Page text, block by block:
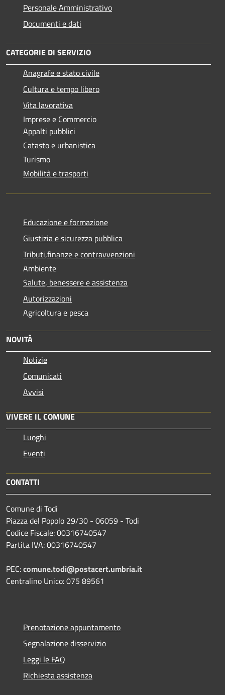
Personale Amministrativo
Documenti e dati
CATEGORIE DI SERVIZIO
Anagrafe e stato civile
Cultura e tempo libero
Vita lavorativa
Imprese e Commercio
Appalti pubblici
Catasto e urbanistica
Turismo
Mobilità e trasporti
Educazione e formazione
Giustizia e sicurezza pubblica
Tributi,finanze e contravvenzioni
Ambiente
Salute, benessere e assistenza
Autorizzazioni
Agricoltura e pesca
NOVITÀ
Notizie
Comunicati
Avvisi
VIVERE IL COMUNE
Luoghi
Eventi
CONTATTI
Comune di Todi
Piazza del Popolo 29/30 - 06059 - Todi
Codice Fiscale: 00316740547
Partita IVA: 00316740547
PEC:comune.todi@postacert.umbria.it
Centralino Unico: 075 89561
Prenotazione appuntamento
Segnalazione disservizio
Leggi le FAQ
Richiesta assistenza